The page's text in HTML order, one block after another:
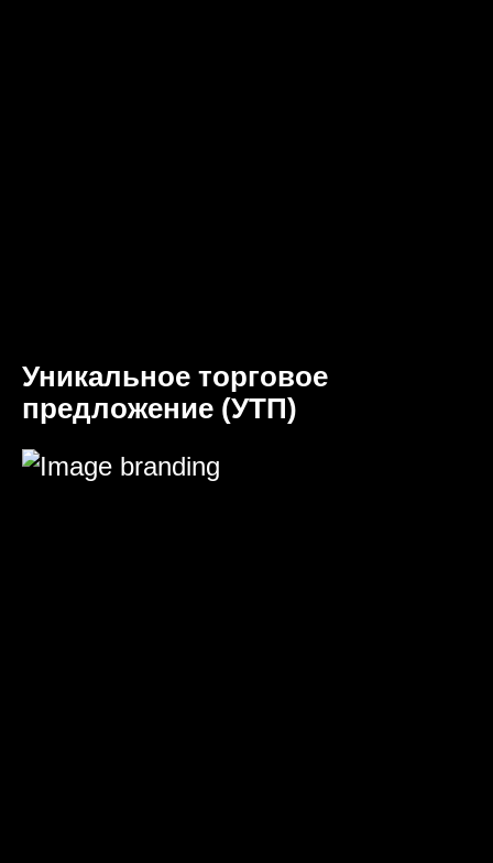
Уникальное торговое
предложение (УТП)